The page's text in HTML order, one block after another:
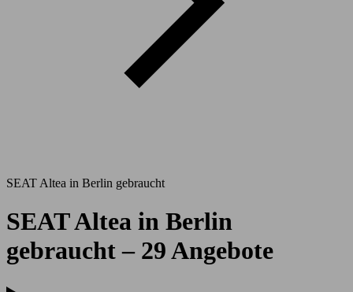
SEAT Altea in Berlin gebraucht
SEAT Altea in Berlin
gebraucht – 29 Angebote